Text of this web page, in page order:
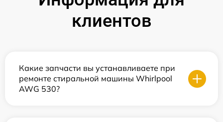
клиентов
Какие запчасти вы устанавливаете при
ремонте стиральной машины Whirlpool
AWG 530?